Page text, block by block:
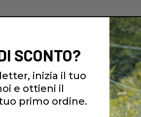
SCONTO?
inizia il tuo
e ottieni il
primo ordine.